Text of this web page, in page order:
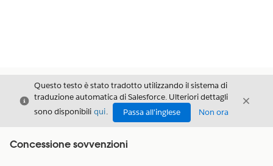
Chiudi
Questo testo è stato tradotto utilizzando il sistema di
traduzione automatica di Salesforce. Ulteriori dettagli
sono disponibili qui. Passa all'inglese Non ora
Chiudi
Concessione sovvenzioni